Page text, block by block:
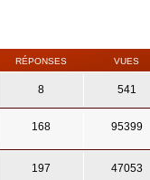
RÉPONSES VUES
8 541
168 95399
197 47053